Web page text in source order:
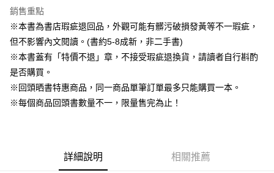
銷售重點
※本書為書店瑕疵退回品，外觀可能有髒污破損發黃等不一瑕疵，
但不影響內文閱讀。(書約5-8成新，非二手書)
※本書蓋有「特價不退」章，不接受瑕疵退換貨，請讀者自行斟酌
是否購買。
※回頭晒書特惠商品，同一商品單筆訂單最多只能購買一本。
※每個商品回頭書數量不一，限量售完為止！
詳細說明 相關推薦